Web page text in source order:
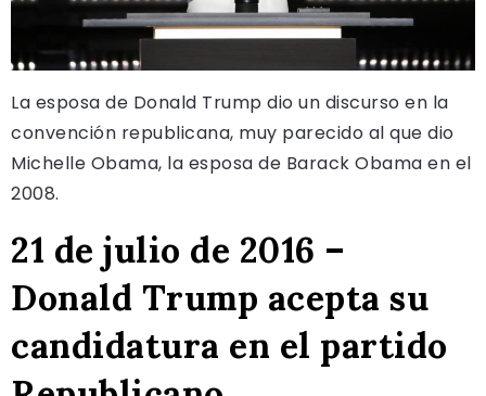
La esposa de Donald Trump dio un discurso en la
convención republicana, muy parecido al que dio
Michelle Obama, la esposa de Barack Obama en el
2008.
21 de julio de 2016 –
Donald Trump acepta su
candidatura en el partido